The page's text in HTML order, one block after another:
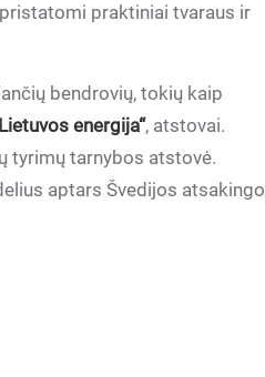
praktiniai tvaraus ir
bendrovių, tokių kaip
energija“, atstovai.
tyrimų tarnybos atstovė.
aptars Švedijos atsakingo